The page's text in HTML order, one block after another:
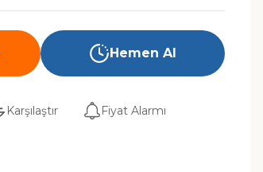
Hemen Al
Karşılaştır Fiyat Alarmı